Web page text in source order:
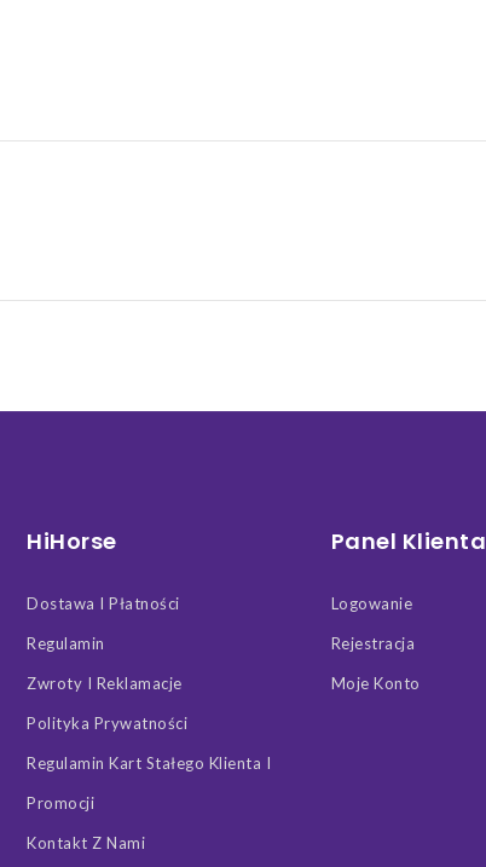
HiHorse
Dostawa I Płatności
Regulamin
Zwroty I Reklamacje
Polityka Prywatności
Regulamin Kart Stałego Klienta I
Promocji
Kontakt Z Nami
Panel Klienta
Logowanie
Rejestracja
Moje Konto